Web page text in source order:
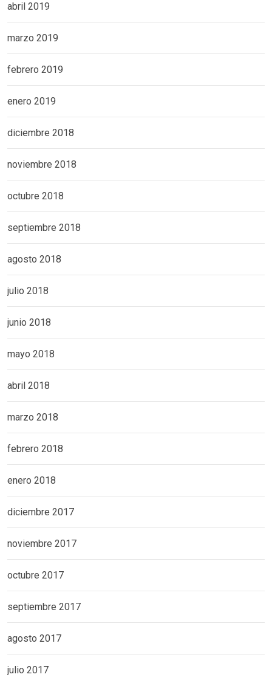
abril 2019
marzo 2019
febrero 2019
enero 2019
diciembre 2018
noviembre 2018
octubre 2018
septiembre 2018
agosto 2018
julio 2018
junio 2018
mayo 2018
abril 2018
marzo 2018
febrero 2018
enero 2018
diciembre 2017
noviembre 2017
octubre 2017
septiembre 2017
agosto 2017
julio 2017